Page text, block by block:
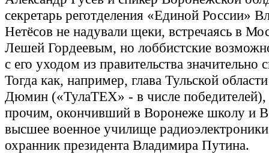
секретарь реготделения «Единой России»
Нетёсов не надували щеки, встречаясь в
Лешей Гордеевым, но лоббистские
с его уходом из правительства значительно
Тогда как, например, глава Тульской
Дюмин («ТулаТЕХ» - в числе
прочим, окончивший в Воронеже школу и
высшее военное училище
охранник президента Владимира Путина.